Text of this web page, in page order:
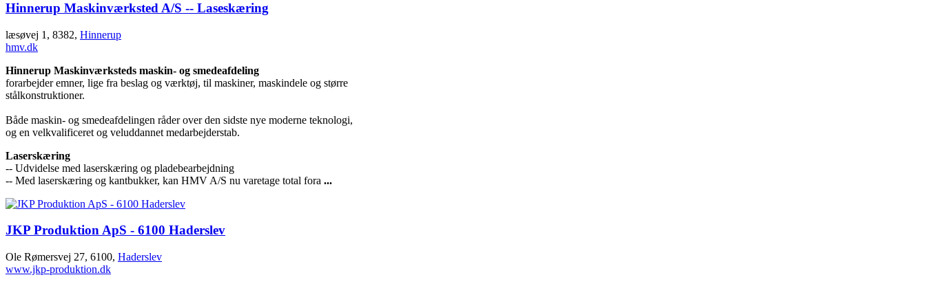
Hinnerup Maskinværksted A/S -- Laseskæring
læsøvej 1, 8382, Hinnerup
hmv.dk
Hinnerup Maskinværksteds maskin- og smedeafdeling
forarbejder emner, lige fra beslag og værktøj, til maskiner, maskindele og større
stålkonstruktioner.
Både maskin- og smedeafdelingen råder over den sidste nye moderne teknologi,
og en velkvalificeret og veluddannet medarbejderstab.
Laserskæring
-- Udvidelse med laserskæring og pladebearbejdning
-- Med laserskæring og kantbukker, kan HMV A/S nu varetage total fora ...
JKP Produktion ApS - 6100 Haderslev
Ole Rømersvej 27, 6100, Haderslev
www.jkp-produktion.dk